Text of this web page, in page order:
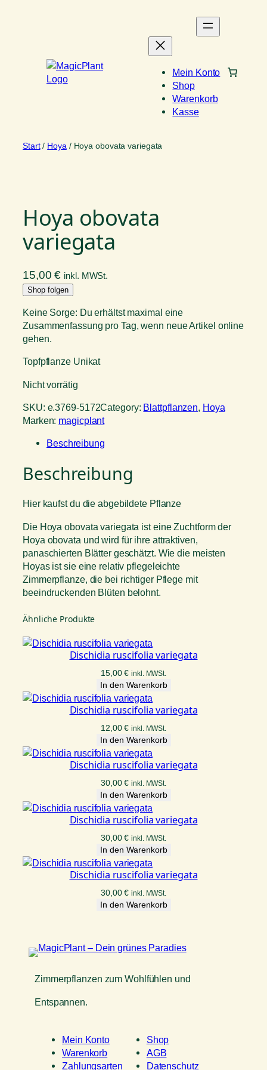
Mein Konto
Shop
Warenkorb
Kasse
Start/ Hoya / Hoya obovata variegata
Hoya obovata
variegata
15,00€ inkl. MWSt.
Shop folgen
Keine Sorge: Du erhältst maximal eine
Zusammenfassung pro Tag, wenn neue Artikel online
gehen.
Topfpflanze Unikat
Nicht vorrätig
SKU: e.3769-5172Category: Blattpflanzen, Hoya
Marken: magicplant
Beschreibung
Beschreibung
Hier kaufst du die abgebildete Pflanze
Die Hoya obovata variegata ist eine Zuchtform der
Hoya obovata und wird für ihre attraktiven,
panaschierten Blätter geschätzt. Wie die meisten
Hoyas ist sie eine relativ pflegeleichte
Zimmerpflanze, die bei richtiger Pflege mit
beeindruckenden Blüten belohnt.
Ähnliche Produkte
Dischidia ruscifolia variegata
15,00€ inkl. MWSt.
In den Warenkorb
Dischidia ruscifolia variegata
12,00€ inkl. MWSt.
In den Warenkorb
Dischidia ruscifolia variegata
30,00€ inkl. MWSt.
In den Warenkorb
Dischidia ruscifolia variegata
30,00€ inkl. MWSt.
In den Warenkorb
Dischidia ruscifolia variegata
30,00€ inkl. MWSt.
In den Warenkorb
Zimmerpflanzen zum Wohlfühlen und
Entspannen.
Mein Konto
Warenkorb
Zahlungsarten
Shop
AGB
Datenschutz